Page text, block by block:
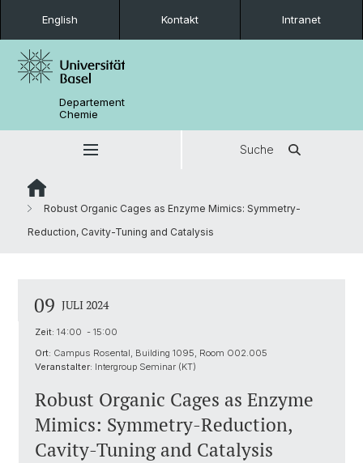
English Kontakt Intranet
Departement
Chemie
Suche
Robust Organic Cages as Enzyme Mimics: Symmetry-
Reduction, Cavity-Tuning and Catalysis
09 JULI 2024
Zeit: 14:00 - 15:00
Ort: Campus Rosental, Building 1095, Room O02.005
Veranstalter: Intergroup Seminar (KT)
Robust Organic Cages as Enzyme
Mimics: Symmetry-Reduction,
Cavity-Tuning and Catalysis